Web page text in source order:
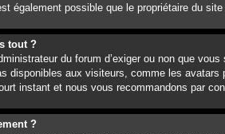
également possible que le propriétaire du
tout ?
du forum d’exiger ou non que
disponibles aux visiteurs, comme les avatars
instant et nous vous recommandons par
?